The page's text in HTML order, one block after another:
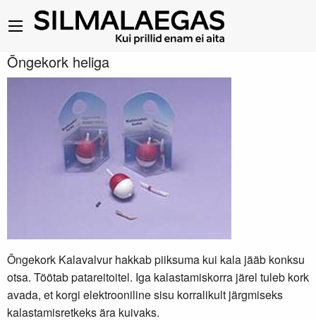
Õngekork heliga
Õngekork Kalavalvur hakkab piiksuma kui kala jääb konksu
otsa. Töötab patareitoitel. Iga kalastamiskorra järel tuleb kork
avada, et korgi elektrooniline sisu korralikult järgmiseks
kalastamisretkeks ära kuivaks.